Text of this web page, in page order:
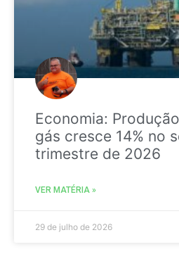
Economia:
gás cresce 14% no
trimestre de 2026
VER MATÉRIA »
29 de julho de 2026